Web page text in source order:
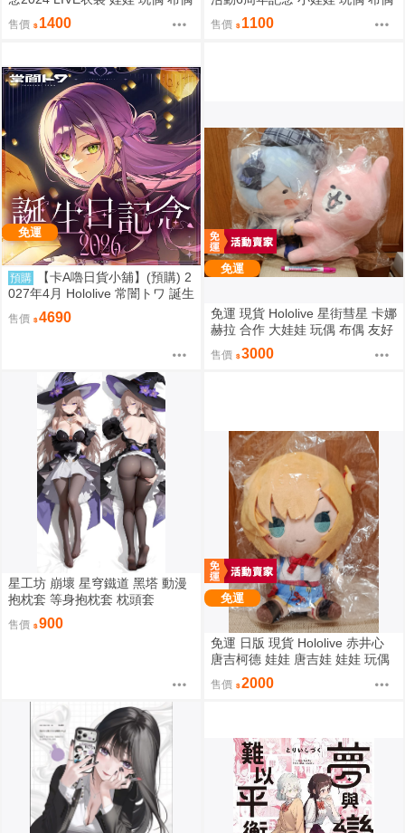
常闇トワ トワ様ぬいぐるみ BY
ライブ衣装
售價 1400
吊飾 星街すいせい おでかけすい
ちゃんぬいぐるみ
售價 1100
免運
預購
【卡A嚕日貨小舖】(預購) 2
027年4月 Hololive 常闇トワ 誕生
日記念2026
售價 4690
免運
免運 現貨 Hololive 星街彗星 卡娜
赫拉 合作 大娃娃 玩偶 布偶 友好
抱抱大娃娃 星街すいせい カナヘ
イの小動物 なかよしハグぬいぐ
售價 3000
星工坊 崩壞 星穹鐵道 黑塔 動漫
抱枕套 等身抱枕套 枕頭套
售價 900
免運
免運 日版 現貨 Hololive 赤井心
唐吉柯德 娃娃 唐吉娃 娃娃 玩偶
ドン・キホーテ もちどる 赤井は
あと
售價 2000